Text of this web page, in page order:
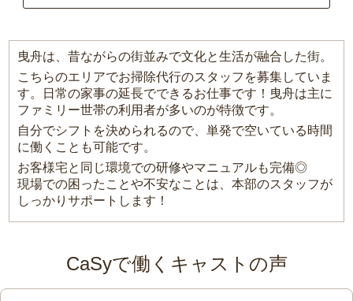
曳舟は、昔ながらの街並みで文化と生活が融合した街。
こちらのエリアでお掃除代行のスタッフを募集していま
す。日常の家事の延長でできるお仕事です！曳舟は主に
ファミリー世帯の利用者が多いのが特徴です。
自分でシフトを決められるので、単発で空いている時間
に働くことも可能です。
お客様宅と同じ環境での研修やマニュアルも完備◎
現場での困ったことや不安なことは、本部のスタッフが
しっかりサポートします！
CaSyで働くキャストの声